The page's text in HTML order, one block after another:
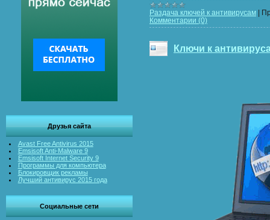
Друзья сайта
Avast Free Antivirus 2015
Emsisoft Anti-Malware 9
Emsisoft Internet Security 9
Программы для компьютера
Блокировщик рекламы
Лучший антивирус 2015 года
Социальные сети
Раздача ключей к антивирусам
Комментарии (0)
Ключи к